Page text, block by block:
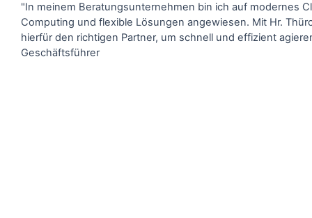
"In meinem Beratungsunternehmen bin ich auf modernes
Computing und flexible Lösungen angewiesen. Mit Hr.
hierfür den richtigen Partner, um schnell und effizient
Geschäftsführer